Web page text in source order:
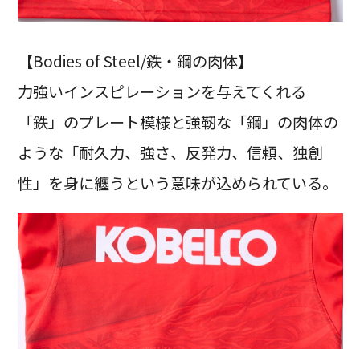
【Bodies of Steel/鉄・鋼の肉体】
力強いインスピレーションを与えてくれる
「鉄」のプレート模様と強靭な「鋼」の肉体の
ような「耐久力、強さ、反発力、信頼、独創
性」を身に纏うという意味が込められている。